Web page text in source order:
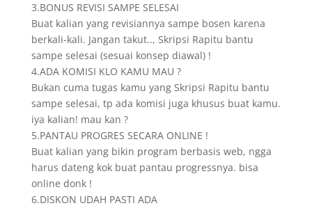
3.BONUS REVISI SAMPE SELESAI
Buat kalian yang revisiannya sampe bosen karena
berkali-kali. Jangan takut.., Skripsi Rapitu bantu
sampe selesai (sesuai konsep diawal) !
4.ADA KOMISI KLO KAMU MAU ?
Bukan cuma tugas kamu yang Skripsi Rapitu bantu
sampe selesai, tp ada komisi juga khusus buat kamu.
iya kalian! mau kan ?
5.PANTAU PROGRES SECARA ONLINE !
Buat kalian yang bikin program berbasis web, ngga
harus dateng kok buat pantau progressnya. bisa
online donk !
6.DISKON UDAH PASTI ADA